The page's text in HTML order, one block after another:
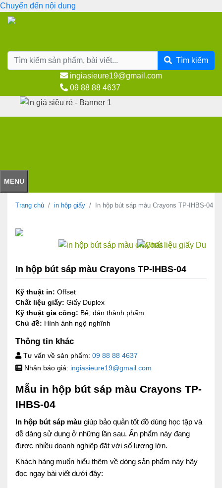
Chuyển đến nội dung
Tìm kiếm
ingiasieure19@gmail.com
09 88 88 4637
MENU
Trang chủ in hộp giấy In hộp bút sáp màu Crayons TP-IHBS-04
In hộp bút sáp màu Crayons TP-IHBS-04
Kỹ thuật in: Offset
Chất liệu giấy: Giấy Duplex
Kỹ thuật gia công: Bế, dán thành phẩm
Chủ đề: Hình ảnh ngộ nghĩnh
Thông tin khác
Tư vấn về sản phẩm: 09 88 88 4637
Nhận báo giá: ingiasieure19@gmail.com
Mẫu in hộp bút sáp màu Crayons TP-
IHBS-04
In hộp bút sáp màu giúp bảo quản tốt đồ dùng học tập và
dễ dàng sử dụng ở những lần sau. Ấn phẩm này đang
được nhiều doanh nghiệp đặt với số lượng lớn.
Khách hàng muốn hiểu thêm về dòng sản phẩm này hãy
đọc ngay bài viết dưới đây: